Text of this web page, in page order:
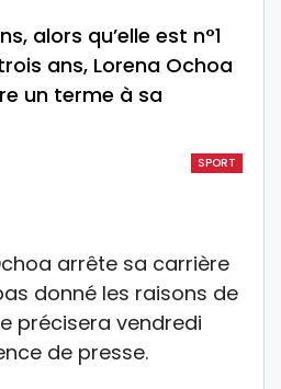
alors qu’elle est n°1
ans, Lorena Ochoa
un terme à sa
SPORT
donné les raisons de
précisera vendredi
de presse.